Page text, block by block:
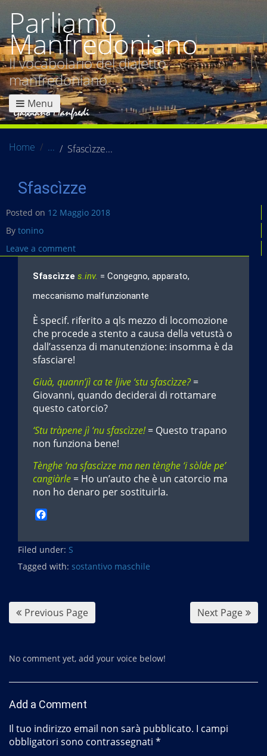
Parliamo
Manfredoniano
Il vocabolario del dialetto
manfredoniano
Menu
Home Sfascìzze
Sfascìzze
Posted on 12 Maggio 2018
By tonino
Leave a comment
Sfascìzze s.inv. = Congegno, apparato,
meccanismo malfunzionante
È specif. riferito a qls mezzo di locomozione
che procede a stento a causa della vetustà o
dall’assenza di manutenzione: insomma è da
sfasciare!
Giuà, quann’jì ca te ljive ‘stu sfascìzze?=
Giovanni, quando deciderai di rottamare
questo catorcio?
‘Stu tràpene jì ‘nu sfascìzze!= Questo trapano
non funziona bene!
Tènghe ‘na sfascìzze ma nen tènghe ‘i sòlde pe’
cangiàrle = Ho un’auto che è un catorcio ma
non ho denaro per sostituirla.
c
e
b
Filed under: S
Tagged with: sostantivo maschile
Previous Page Next Page
No comment yet, add your voice below!
Add a Comment
Il tuo indirizzo email non sarà pubblicato. I campi
obbligatori sono contrassegnati *